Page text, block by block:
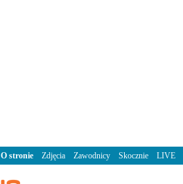
O stronie Zdjęcia Zawodnicy Skocznie LIVE